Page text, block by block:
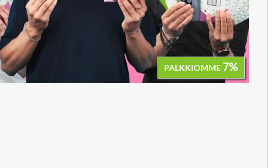
PALKKIOMME 7%